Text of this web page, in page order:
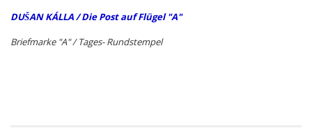
DUŠAN KÁLLA / Die Post auf Flügel "A"
Briefmarke "A" / Tages- Rundstempel